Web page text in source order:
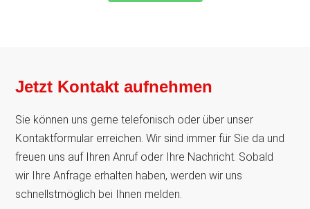
Jetzt Kontakt aufnehmen
Sie können uns gerne telefonisch oder über unser
Kontaktformular erreichen. Wir sind immer für Sie da und
freuen uns auf Ihren Anruf oder Ihre Nachricht. Sobald
wir Ihre Anfrage erhalten haben, werden wir uns
schnellstmöglich bei Ihnen melden.